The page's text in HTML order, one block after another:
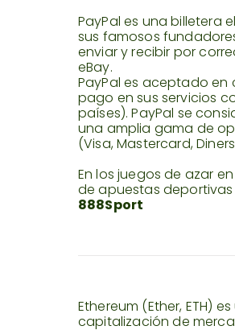
PayPal es una billetera
sus famosos
enviar y recibir por
eBay.
PayPal es aceptado en
pago en sus servicios
países). PayPal se
una amplia gama de
(Visa, Mastercard,
En los juegos de azar
de apuestas deportivas
888Sport
Ethereum (Ether, ETH)
capitalización de